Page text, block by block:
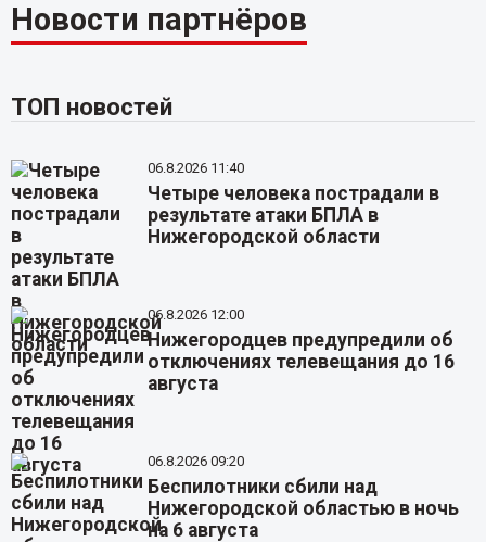
Новости партнёров
ТОП новостей
06.8.2026 11:40
Четыре человека пострадали в
результате атаки БПЛА в
Нижегородской области
06.8.2026 12:00
Нижегородцев предупредили об
отключениях телевещания до 16
августа
06.8.2026 09:20
Беспилотники сбили над
Нижегородской областью в ночь
на 6 августа